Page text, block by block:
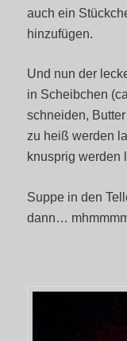
auch ein
hinzufügen.
Und nun der
in Scheibchen
schneiden,
zu heiß werden
knusprig werden
Suppe in den
dann…